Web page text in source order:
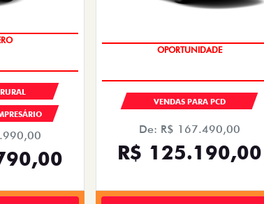
OPORTUNIDADE
VENDAS PARA PCD
De: R$ 167.490,00
R$ 125.190,00